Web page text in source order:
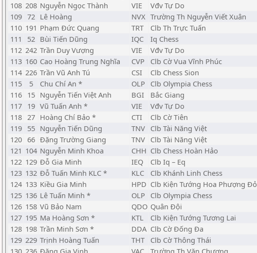
108 208 Nguyễn Ngọc Thành VIE Vđv Tự Do
109 72 Lê Hoàng NVX Trường Th Nguyễn Viết Xuân
110 191 Phạm Đức Quang TRT Clb Th Trực Tuấn
111
52 Bùi Tiến Dũng IQC Iq Chess
112 242 Trần Duy Vượng VIE Vđv Tự Do
113 160 Cao Hoàng Trung Nghĩa CVP Clb Cờ Vua Vĩnh Phúc
114 226 Trần Vũ Anh Tú CSI Clb Chess Sion
115
5 Chu Chí An * OLP Clb Olympia Chess
116 15 Nguyễn Tiến Việt Anh BGI Bắc Giang
117 19 Vũ Tuấn Anh * VIE Vđv Tự Do
118 27 Hoàng Chí Bảo * CTI Clb Cờ Tiên
119 55 Nguyễn Tiến Dũng TNV Clb Tài Năng Việt
120 66 Đặng Trường Giang TNV Clb Tài Năng Việt
121 104 Nguyễn Minh Khoa CHH Clb Chess Hoàn Hảo
122 129 Đỗ Gia Minh IEQ Clb Iq – Eq
123 132 Đỗ Tuấn Minh KLC * KLC Clb Khánh Linh Chess
124 133 Kiều Gia Minh HPD Clb Kiện Tướng Hoa Phượng Đỏ
125 136 Lê Tuấn Minh * OLP Clb Olympia Chess
126 158 Vũ Bảo Nam QDO Quân Đội
127 195 Ma Hoàng Sơn * KTL Clb Kiện Tướng Tương Lai
128 198 Trần Minh Sơn * DDA Clb Cờ Đống Đa
129 229 Trịnh Hoàng Tuấn THT Clb Cờ Thông Thái
130 236 Đặng Gia Vinh VAC Trường Th Văn Chương